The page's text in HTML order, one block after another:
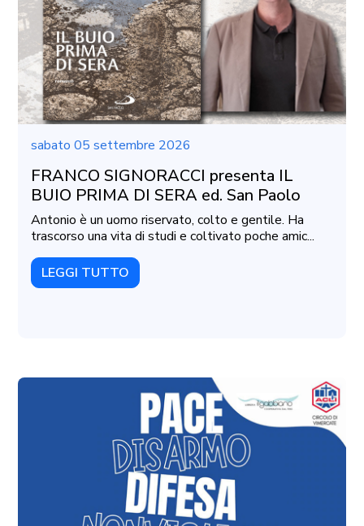
sabato 05 settembre 2026
FRANCO SIGNORACCI presenta IL
BUIO PRIMA DI SERA ed. San Paolo
Antonio è un uomo riservato, colto e gentile. Ha
trascorso una vita di studi e coltivato poche amic...
LEGGI TUTTO